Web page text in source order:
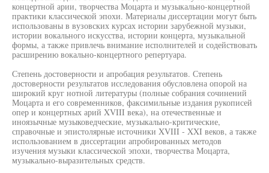
концертной арии, творчества Моцарта и музыкально-концертной
практики классической эпохи. Материалы диссертации могут быть
использованы в вузовских курсах истории зарубежной музыки,
истории вокального искусства, истории концерта, музыкальной
формы, а также привлечь внимание исполнителей и содействовать
расширению вокально-концертного репертуара.
Степень достоверности и апробация результатов. Степень
достоверности результатов исследования обусловлена опорой на
широкий круг нотной литературы (полные собрания сочинений
Моцарта и его современников, факсимильные издания рукописей
опер и концертных арий XVIII века), на отечественные и
иноязычные музыковедческие, музыкально-критические,
справочные и эпистолярные источники XVIII - XXI веков, а также
использованием в диссертации апробированных методов
изучения музыки классической эпохи, творчества Моцарта,
музыкально-выразительных средств.